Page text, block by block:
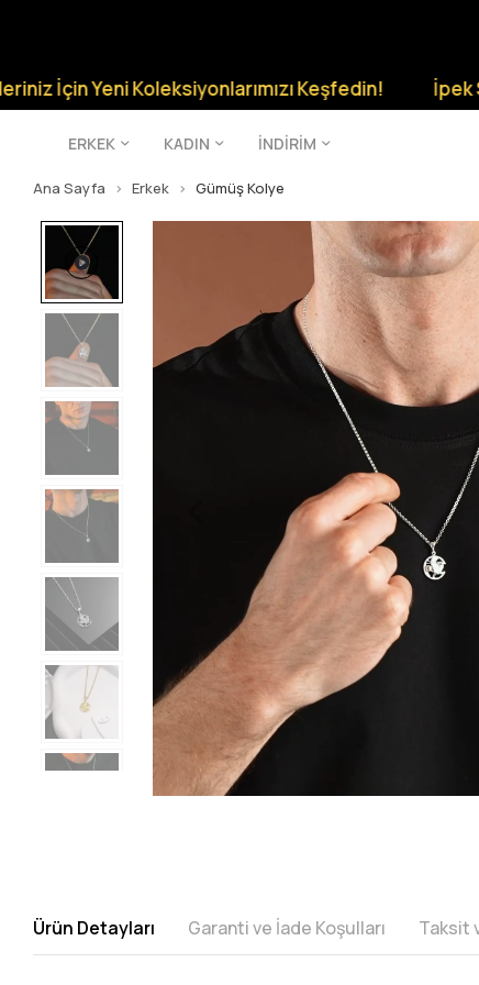
Koleksiyonlarımızı Keşfedin! İpek Silver
ERKEK KADIN İNDİRİM
Ana Sayfa Erkek Gümüş Kolye
Ürün Detayları Garanti ve İade Koşulları Taksit